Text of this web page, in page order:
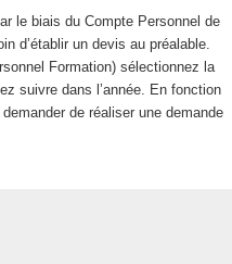
le biais du Compte Personnel de
d’établir un devis au préalable.
Formation) sélectionnez la
suivre dans l’année. En fonction
de réaliser une demande